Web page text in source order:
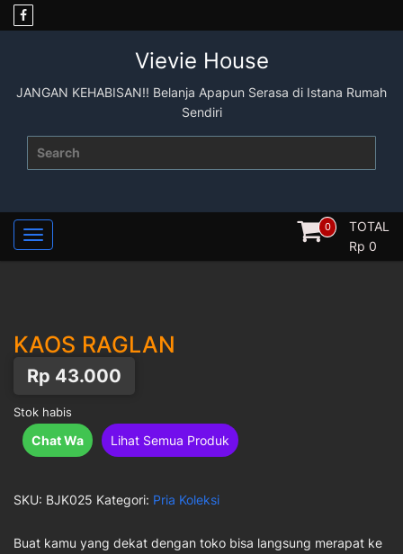
Skip
to
Vievie House
JANGAN KEHABISAN!! Belanja Apapun Serasa di Istana Rumah
Sendiri
0
TOTAL
Rp 0
KAOS RAGLAN
Rp 43.000
Stok habis
Chat Wa Lihat Semua Produk
SKU: BJK025 Kategori: Pria Koleksi
Buat kamu yang dekat dengan toko bisa langsung merapat ke